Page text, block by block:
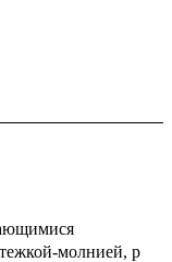
молнией, р